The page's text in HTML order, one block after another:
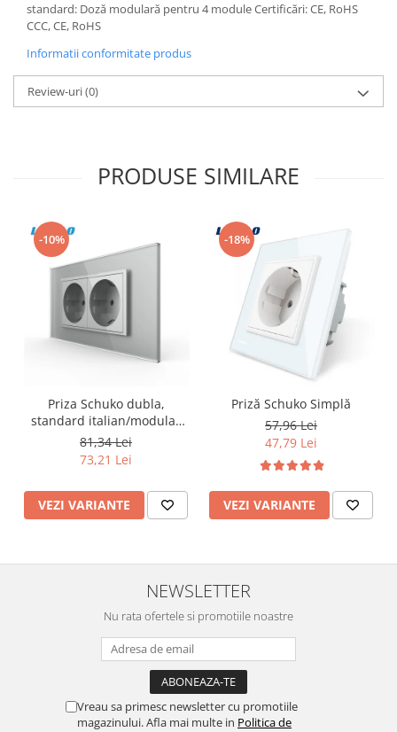
Bticino AXOLUTE AIR
Gama Gewiss System
Gama Matix Bticino
Legrand Mosaic
Doze de Pardoseala
Iluminat Interior
Spoturi LED
Panouri LED
Lampi de Birou
Lampadare
Lustre
Iluminat Scari/Trepte
Becuri și surse LED
Sine magnetice
Iluminat Exterior
Proiectoare LED
Spoturi Exterior Incastrabile
Banda - Surse si Accesorii LED
Controlere și senzori LED
standard: Doză modulară pentru 4 module Certificări: CE, RoHS
CCC, CE, RoHS
Informatii conformitate produs
Review-uri(0)
PRODUSE SIMILARE
-10%
Priza Schuko dubla,
standard italian/modular
4M
81,34 Lei
73,21 Lei
VEZI VARIANTE
-18%
Priză Schuko Simplă
57,96 Lei
47,79 Lei
VEZI VARIANTE
NEWSLETTER
Nu rata ofertele si promotiile noastre
Vreau sa primesc newsletter cu promotiile
magazinului. Afla mai multe in Politica de